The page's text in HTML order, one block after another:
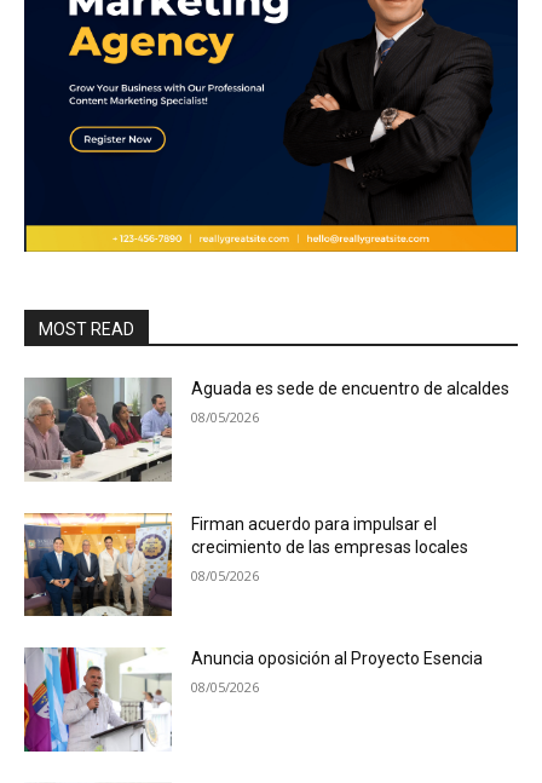
MOST READ
Aguada es sede de encuentro de alcaldes
08/05/2026
Firman acuerdo para impulsar el
crecimiento de las empresas locales
08/05/2026
Anuncia oposición al Proyecto Esencia
08/05/2026